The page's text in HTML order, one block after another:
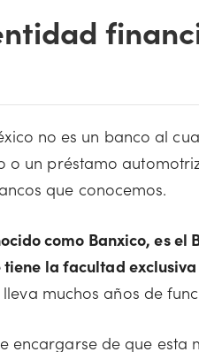
no es un banco al
un préstamo
que conocemos.
como Banxico, es el
la facultad
muchos años de
encargarse de que esta